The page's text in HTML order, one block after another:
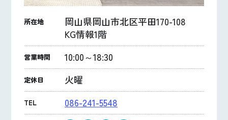
所在地
岡山県岡山市北区平田170-108
KG情報1階
営業時間 10:00～18:30
定休日 火曜
TEL 086-241-5548